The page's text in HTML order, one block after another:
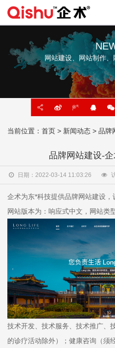
网站建设、网站制作
当前位置： 首页 > 新闻动态 > 品牌
品牌网站建设-
日期：2022-03-14 11:03:26
企术为东*科技提供品牌网站建设
网站版本为：响应式中文，网站类
技术开发、技术服务、技术推广、
的诊疗活动除外）；健康咨询（须